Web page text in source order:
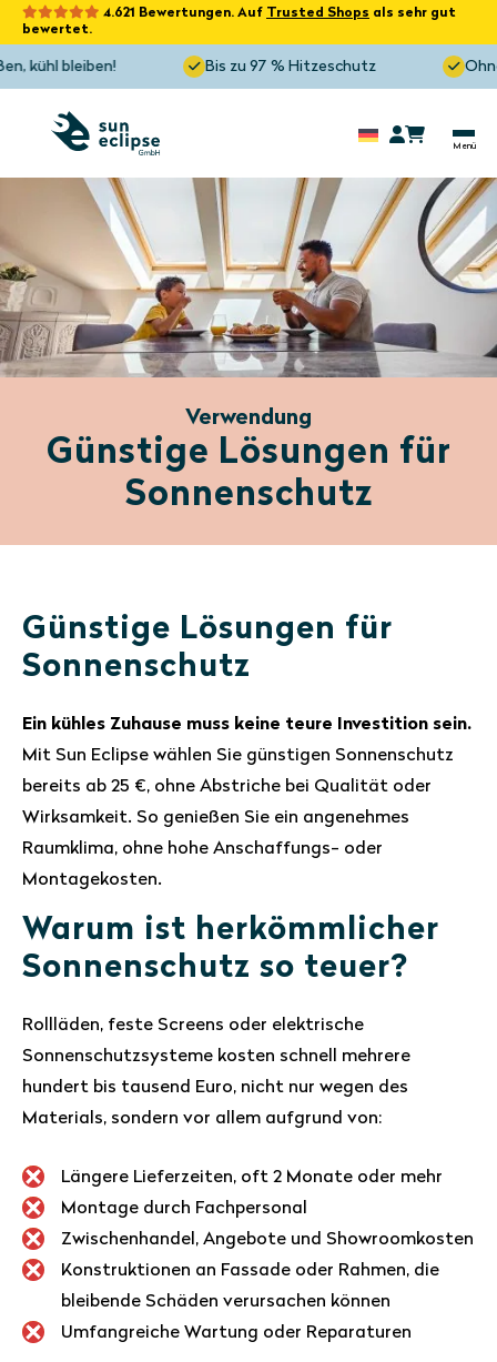
4.621 Bewertungen. Auf Trusted Shops als sehr gut
bewertet.
bleiben! Bis zu 97 % Hitzeschutz Ohne
Verwendung
Günstige Lösungen für
Sonnenschutz
Günstige Lösungen für
Sonnenschutz
Ein kühles Zuhause muss keine teure Investition sein.
Mit Sun Eclipse wählen Sie günstigen Sonnenschutz
bereits ab 25 €, ohne Abstriche bei Qualität oder
Wirksamkeit. So genießen Sie ein angenehmes
Raumklima, ohne hohe Anschaffungs- oder
Montagekosten.
Warum ist herkömmlicher
Sonnenschutz so teuer?
Rollläden, feste Screens oder elektrische
Sonnenschutzsysteme kosten schnell mehrere
hundert bis tausend Euro, nicht nur wegen des
Materials, sondern vor allem aufgrund von:
Längere Lieferzeiten, oft 2 Monate oder mehr
Montage durch Fachpersonal
Zwischenhandel, Angebote und Showroomkosten
Konstruktionen an Fassade oder Rahmen, die
bleibende Schäden verursachen können
Umfangreiche Wartung oder Reparaturen